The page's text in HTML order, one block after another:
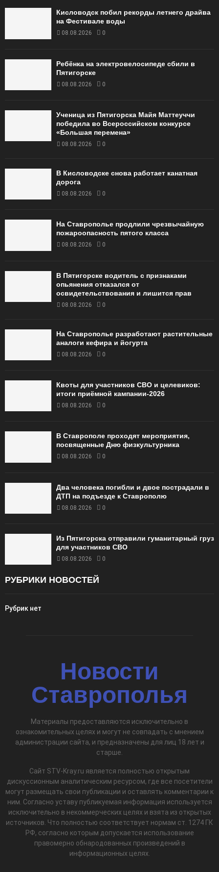
Кисловодск побил рекорды летнего драйва
на Фестивале воды
08.08.2026 0
Ребёнка на электровелосипеде сбили в
Пятигорске
08.08.2026 0
Ученица из Пятигорска Майя Маттеуччи
победила во Всероссийском конкурсе
«Большая перемена»
08.08.2026 0
В Кисловодске снова работает канатная
дорога
08.08.2026 0
На Ставрополье продлили чрезвычайную
пожароопасность пятого класса
08.08.2026 0
В Пятигорске водитель с признаками
опьянения отказался от
освидетельствования и лишится прав
08.08.2026 0
На Ставрополье разработают растительные
аналоги кефира и йогурта
08.08.2026 0
Квоты для участников СВО и целевиков:
итоги приёмной кампании‑2026
08.08.2026 0
В Ставрополе проходят мероприятия,
посвященные Дню физкультурника
08.08.2026 0
Два человека погибли и двое пострадали в
ДТП на подъезде к Ставрополю
08.08.2026 0
Из Пятигорска отправили гуманитарный груз
для участников СВО
08.08.2026 0
РУБРИКИ НОВОСТЕЙ
Рубрик нет
Новости
Ставрополья
Материалы предоставляются исключительно в
ознакомительных целях и могут не совпадать с мнением
администрации сайта, и предназначены для лиц 18 лет и
старше.
Сайт STV-Kray.ru является полностью открытым
дискуссионным аналитическим ресурсом, где все посетители
могут размещать свои публикации и оставлять комментарии к
ним. Согласно уставу публикуемая информация используется
исключительно в некоммерческих целях и взята из открытых
источников. Что полностью соответствует нормам ст. 1274 ГК
РФ, согласно которым допускается использование
правомерно обнародованных произведений в
информационных целях.